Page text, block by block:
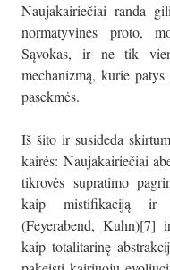
Naujakairiečiai randa
normatyvines proto,
Sąvokas, ir ne tik
mechanizmą, kurie
pasekmės.
Iš šito ir susideda
kairės: Naujakairiečiai
tikrovės supratimo
kaip mistifikaciją ir
(Feyerabend, Kuhn)[7]
kaip totalitarinę